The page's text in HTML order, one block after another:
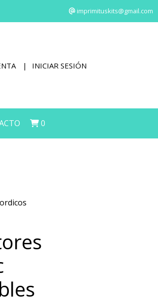
imprimituskits@gmail.com
INICIAR SESIÓN
0